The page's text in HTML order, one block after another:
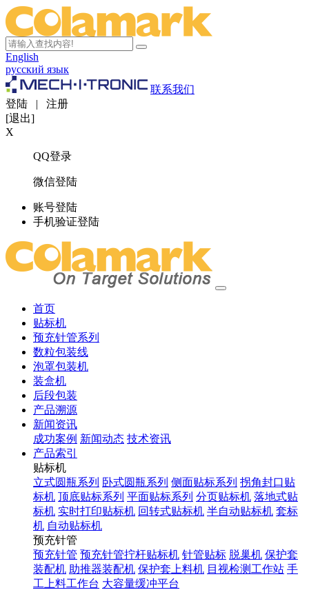
English
русский язык
联系我们
登陆 | 注册
[退出]
X
QQ登录
微信登陆
账号登陆
手机验证登陆
首页
贴标机
预充针管系列
数粒包装线
泡罩包装机
装盒机
后段包装
产品溯源
新闻资讯
成功案例 新闻动态 技术资讯
产品索引
贴标机
立式圆瓶系列 卧式圆瓶系列 侧面贴标系列 拐角封口贴
标机 顶底贴标系列 平面贴标系列 分页贴标机 落地式贴
标机 实时打印贴标机 回转式贴标机 半自动贴标机 套标
机 自动贴标机
预充针管
预充针管 预充针管拧杆贴标机 针管贴标 脱巢机 保护套
装配机 助推器装配机 保护套上料机 目视检测工作站 手
工上料工作台 大容量缓冲平台